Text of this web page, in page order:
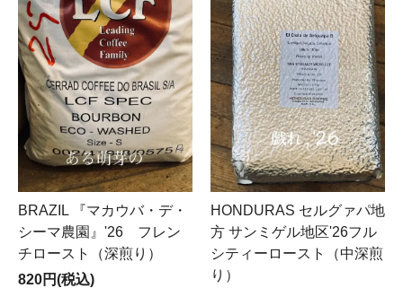
BRAZIL 『マカウバ・デ・
シーマ農園』'26 フレン
チロースト（深煎り）
820円(税込)
HONDURAS セルグァパ地
方 サンミゲル地区'26フル
シティーロースト（中深煎
り）